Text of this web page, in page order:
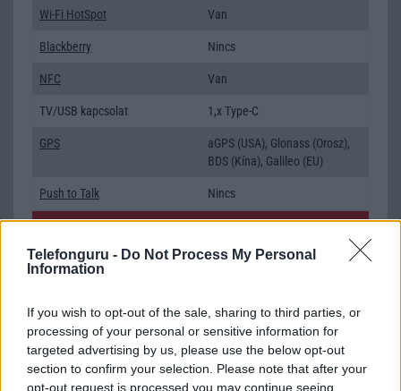
Telefonguru - Do Not Process My Personal
Information
If you wish to opt-out of the sale, sharing to third parties, or
processing of your personal or sensitive information for
targeted advertising by us, please use the below opt-out
section to confirm your selection. Please note that after your
opt-out request is processed you may continue seeing
Wi-Fi HotSpot Van
Blackberry Nincs
NFC Van
TV/USB kapcsolat 1,x Type-C
GPS
aGPS (USA), Glonass (Orosz),
BDS (Kína), Galileo (EU)
Push to Talk Nincs
Típus Li-Ion
Cserélhetőség
Beszélgetési idő h /
Gyorstöltés
Gyorstöltésre alkalmas